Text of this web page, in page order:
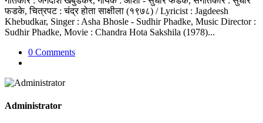
फडके, चित्रपट : चंद्र होता साक्षीला (१९७८) / Lyricist : Jagdeesh
Khebudkar, Singer : Asha Bhosle - Sudhir Phadke, Music Director :
Sudhir Phadke, Movie : Chandra Hota Sakshila (1978)...
0 Comments
Administrator